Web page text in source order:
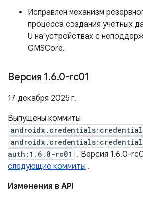
Исправлен механизм
процесса создания учетных
U на устройствах с
GMSCore.
Версия 1.6.0-rc01
17 декабря 2025 г.
Выпущены коммиты
auth:1.6.0-rc01
. Версия 1.6.0-
следующие коммиты .
Изменения в API